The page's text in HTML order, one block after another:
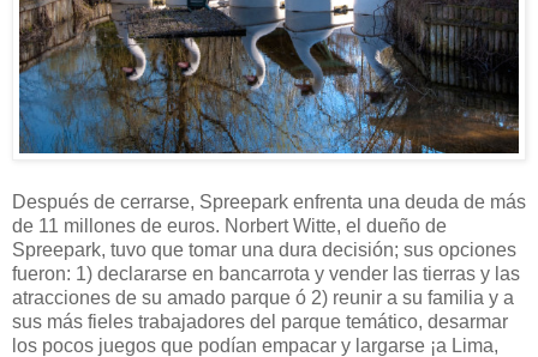
Después de cerrarse, Spreepark enfrenta una deuda de más
de 11 millones de euros. Norbert Witte, el dueño de
Spreepark, tuvo que tomar una dura decisión; sus opciones
fueron: 1) declararse en bancarrota y vender las tierras y las
atracciones de su amado parque ó 2) reunir a su familia y a
sus más fieles trabajadores del parque temático, desarmar
los pocos juegos que podían empacar y largarse ¡a Lima,